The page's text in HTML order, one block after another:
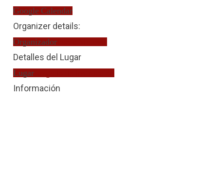
Google Calendar
Organizer details:
OrganizadorPaola Matassa
Detalles del Lugar
LugarJuzgado de Instrucción
Información